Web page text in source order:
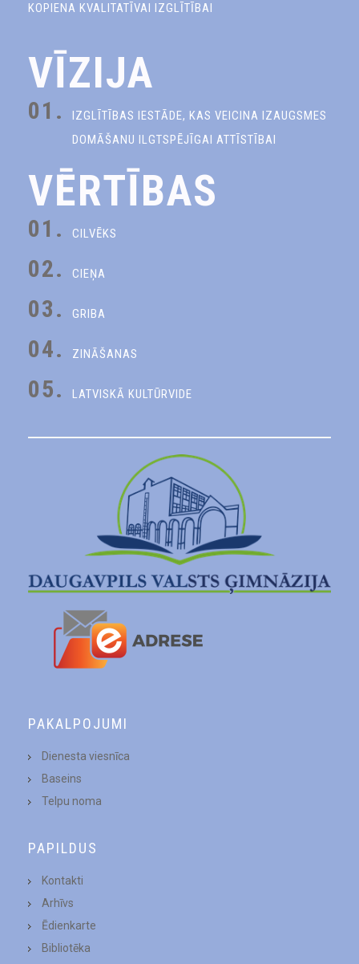
KOPIENA KVALITATĪVAI IZGLĪTĪBAI
VĪZIJA
01.
IZGLĪTĪBAS IESTĀDE, KAS VEICINA IZAUGSMES
DOMĀŠANU ILGTSPĒJĪGAI ATTĪSTĪBAI
VĒRTĪBAS
01. CILVĒKS
02. CIEŅA
03. GRIBA
04. ZINĀŠANAS
05. LATVISKĀ KULTŪRVIDE
PAKALPOJUMI
Dienesta viesnīca
Baseins
Telpu noma
PAPILDUS
Kontakti
Arhīvs
Ēdienkarte
Bibliotēka